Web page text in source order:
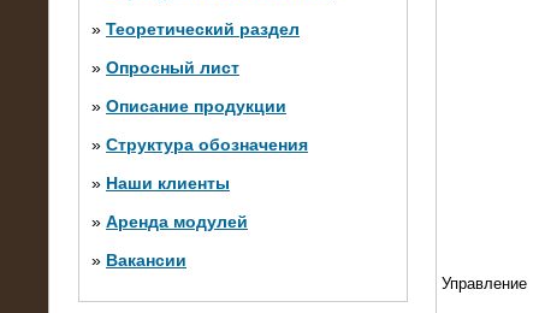
» Теоретический раздел
» Опросный лист
» Описание продукции
» Структура обозначения
» Наши клиенты
» Аренда модулей
» Вакансии
10.10.2014
Нагрузочный комплекс 20 МВт в 2
яруса (напряжение 6-10 кВ)
Управление